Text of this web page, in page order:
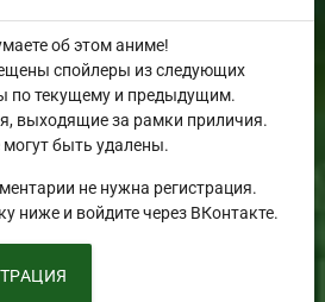
об этом аниме!
спойлеры из следующих
по текущему и предыдущим.
выходящие за рамки приличия.
быть удалены.
не нужна регистрация.
ниже и войдите через ВКонтакте.